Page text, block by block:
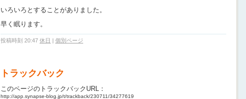
いろいろとすることがありました。
早く眠ります。
投稿時刻 20:47 休日 | 個別ページ
トラックバック
このページのトラックバックURL：
http://app.synapse-blog.jp/t/trackback/230711/34277619